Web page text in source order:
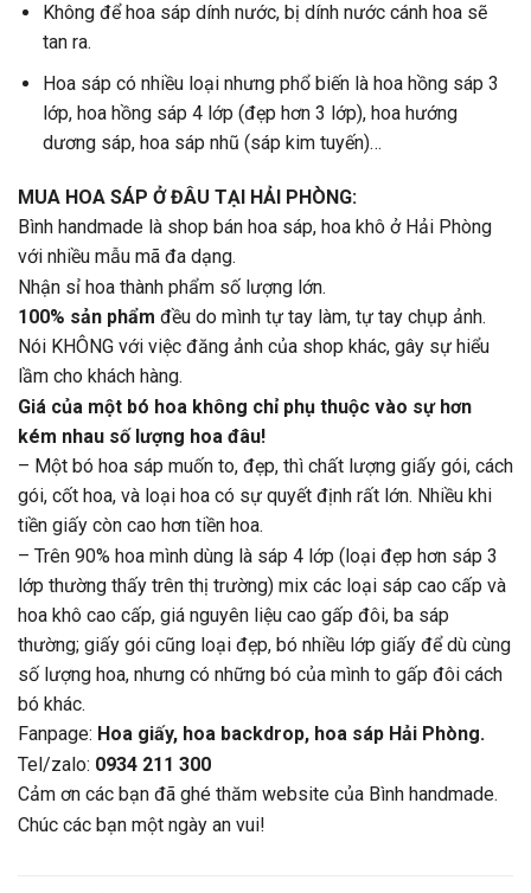
Không để hoa sáp dính nước, bị dính nước cánh hoa sẽ
tan ra.
Hoa sáp có nhiều loại nhưng phổ biến là hoa hồng sáp 3
lớp, hoa hồng sáp 4 lớp (đẹp hơn 3 lớp), hoa hướng
dương sáp, hoa sáp nhũ (sáp kim tuyến)…
MUA HOA SÁP Ở ĐÂU TẠI HẢI PHÒNG:
Bình handmade là shop bán hoa sáp, hoa khô ở Hải Phòng
với nhiều mẫu mã đa dạng.
Nhận sỉ hoa thành phẩm số lượng lớn.
100% sản phẩm đều do mình tự tay làm, tự tay chụp ảnh.
Nói KHÔNG với việc đăng ảnh của shop khác, gây sự hiểu
lầm cho khách hàng.
Giá của một bó hoa không chỉ phụ thuộc vào sự hơn
kém nhau số lượng hoa đâu!
– Một bó hoa sáp muốn to, đẹp, thì chất lượng giấy gói, cách
gói, cốt hoa, và loại hoa có sự quyết định rất lớn. Nhiều khi
tiền giấy còn cao hơn tiền hoa.
– Trên 90% hoa mình dùng là sáp 4 lớp (loại đẹp hơn sáp 3
lớp thường thấy trên thị trường) mix các loại sáp cao cấp và
hoa khô cao cấp, giá nguyên liệu cao gấp đôi, ba sáp
thường; giấy gói cũng loại đẹp, bó nhiều lớp giấy để dù cùng
số lượng hoa, nhưng có những bó của mình to gấp đôi cách
bó khác.
Fanpage: Hoa giấy, hoa backdrop, hoa sáp Hải Phòng.
Tel/zalo: 0934 211 300
Cảm ơn các bạn đã ghé thăm website của Bình handmade.
Chúc các bạn một ngày an vui!